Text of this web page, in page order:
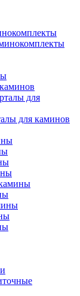
для
для каминов